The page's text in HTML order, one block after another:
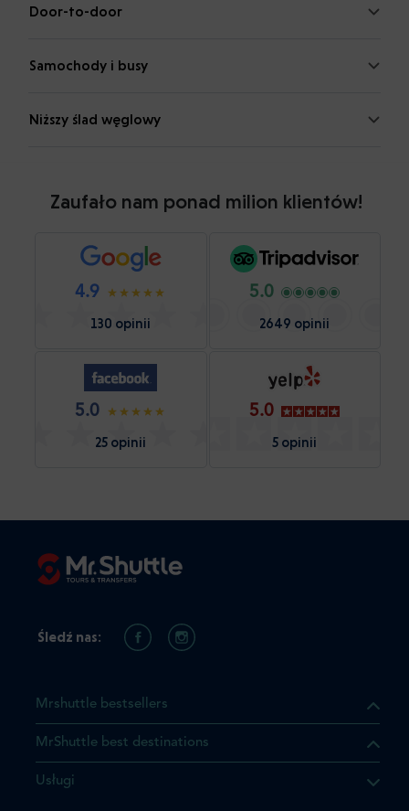
Door-to-door
Samochody i busy
Niższy ślad węglowy
Zaufało nam ponad milion klientów!
4.9
130 opinii
5.0
2649 opinii
5.0
25 opinii
5.0
5 opinii
którego szukasz jest już
Mrshuttle bestsellers
MrShuttle best destinations
Usługi
Śledź nas: